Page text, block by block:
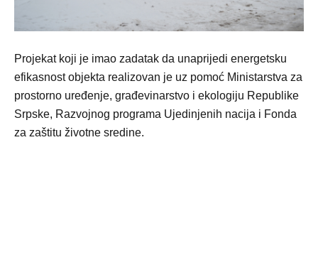
Projekat koji je imao zadatak da unaprijedi energetsku
efikasnost objekta realizovan je uz pomoć Ministarstva za
prostorno uređenje, građevinarstvo i ekologiju Republike
Srpske, Razvojnog programa Ujedinjenih nacija i Fonda
za zaštitu životne sredine.